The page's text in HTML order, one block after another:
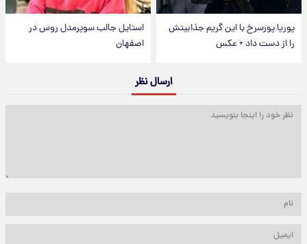
پوریا پورسرخ با این گریم جذابیتش
را از دست داد + عکس
استایل جالب سوپرمدل روس در
اصفهان
ارسال نظر